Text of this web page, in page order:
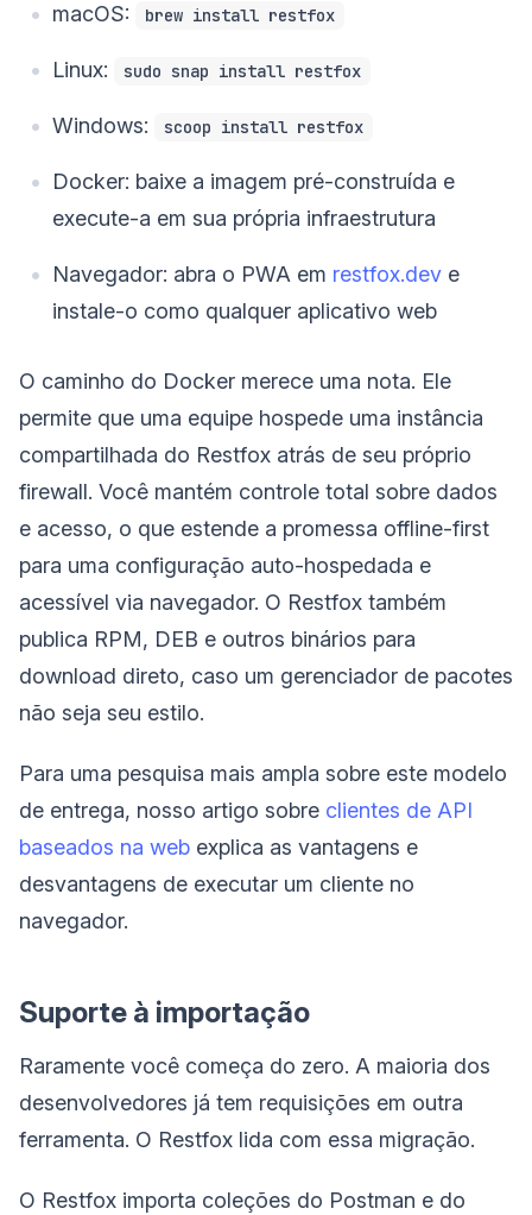
macOS: brew install restfox
Linux: sudo snap install restfox
Windows: scoop install restfox
Docker: baixe a imagem pré-construída e
execute-a em sua própria infraestrutura
Navegador: abra o PWA em restfox.dev e
instale-o como qualquer aplicativo web
O caminho do Docker merece uma nota. Ele
permite que uma equipe hospede uma instância
compartilhada do Restfox atrás de seu próprio
firewall. Você mantém controle total sobre dados
e acesso, o que estende a promessa offline-first
para uma configuração auto-hospedada e
acessível via navegador. O Restfox também
publica RPM, DEB e outros binários para
download direto, caso um gerenciador de pacotes
não seja seu estilo.
Para uma pesquisa mais ampla sobre este modelo
de entrega, nosso artigo sobre clientes de API
baseados na web explica as vantagens e
desvantagens de executar um cliente no
navegador.
Suporte à importação
Raramente você começa do zero. A maioria dos
desenvolvedores já tem requisições em outra
ferramenta. O Restfox lida com essa migração.
O Restfox importa coleções do Postman e do